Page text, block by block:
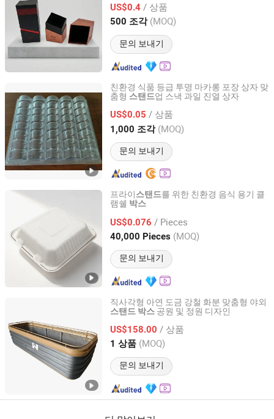
US$0.4 / 상품
500 조각 (MOQ)
문의 보내기
Guangdong, China 이후 2025
친환경 식품 등급 투명 마카롱 포장 상자 맞
춤형 스탠드업 스낵 과일 진열 상자
US$0.05 / 상품
1,000 조각 (MOQ)
문의 보내기
Fidelis (Xiamen) Technology Co., Ltd.
Fujian, China 이후 2026
프라이스탠드를 위한 친환경 음식 용기 클
램쉘 박스
US$0.076 / Pieces
40,000 Pieces (MOQ)
문의 보내기
Guangdong Shaoneng Group Luzhou Technology
Development Co., Ltd.
Guangdong, China
직사각형 아연 도금 강철 화분 맞춤형 야외
스탠드 박스 공원 및 정원 디자인
US$158.00 / 상품
1 상품 (MOQ)
문의 보내기
Guangzhou Panyu District Shawan Hongyi Metal
Products Factory
Guangdong, China 이후 2025